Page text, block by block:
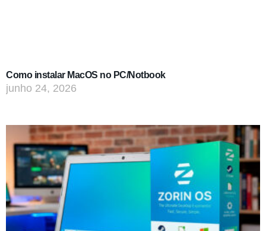
Como instalar MacOS no PC/Notbook
junho 24, 2026